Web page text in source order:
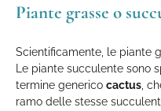
Piante grasse o
Scientificamente, le piante
Le piante succulente sono
termine generico cactus,
ramo delle stesse